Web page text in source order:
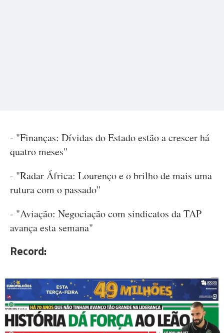
- "Finanças: Dívidas do Estado estão a crescer há
quatro meses"
- "Radar África: Lourenço e o brilho de mais uma
rutura com o passado"
- "Aviação: Negociação com sindicatos da TAP
avança esta semana"
Record: